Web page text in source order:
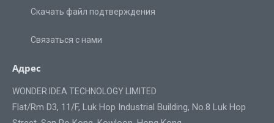
Скачать файл подтверждения
Связаться с нами
Адрес
WONDER IDEA TECHNOLOGY LIMITED
Flat/Rm D3, 11/F, Luk Hop Industrial Building, No.8 Luk Hop